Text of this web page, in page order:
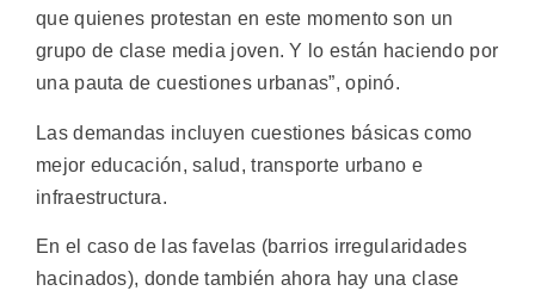
que quienes protestan en este momento son un
grupo de clase media joven. Y lo están haciendo por
una pauta de cuestiones urbanas”, opinó.
Las demandas incluyen cuestiones básicas como
mejor educación, salud, transporte urbano e
infraestructura.
En el caso de las favelas (barrios irregularidades
hacinados), donde también ahora hay una clase